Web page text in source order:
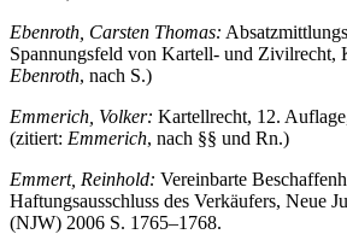
Ebenroth, Carsten Thomas:
Spannungsfeld von Kartell- und Zivilrecht,
Ebenroth, nach S.)
Emmerich, Volker: Kartellrecht, 12.
(zitiert: Emmerich, nach §§ und Rn.)
Emmert, Reinhold: Vereinbarte
Haftungsausschluss des Verkäufers, Neue
(NJW) 2006 S. 1765–1768.